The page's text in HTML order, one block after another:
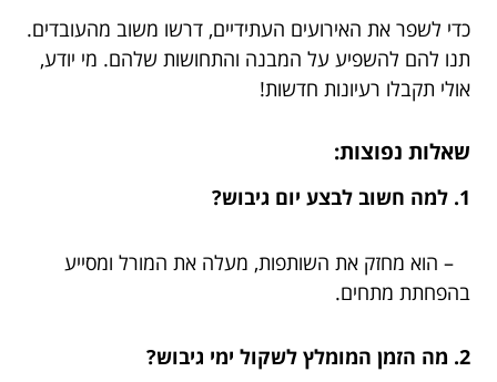
כדי לשפר את האירועים העתידיים, דרשו משוב מהעובדים.
תנו להם להשפיע על המבנה והתחושות שלהם. מי יודע,
אולי תקבלו רעיונות חדשות!
שאלות נפוצות:
1. למה חשוב לבצע יום גיבוש?
– הוא מחזק את השותפות, מעלה את המורל ומסייע
בהפחתת מתחים.
2. מה הזמן המומלץ לשקול ימי גיבוש?